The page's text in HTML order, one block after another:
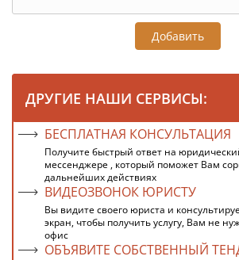
Добавить
ДРУГИЕ НАШИ СЕРВИСЫ:
БЕСПЛАТНАЯ КОНСУЛЬТАЦИЯ
Получите быстрый ответ на
мессенджере , который поможет Вам
дальнейших действиях
ВИДЕОЗВОНОК ЮРИСТУ
Вы видите своего юриста и
экран, чтобы получить услугу, Вам не
офис
ОБЪЯВИТЕ СОБСТВЕННЫЙ